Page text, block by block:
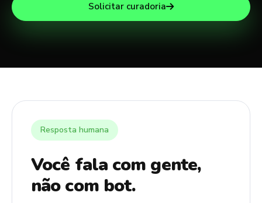
Solicitar curadoria
Resposta humana
Você fala com gente,
não com bot.